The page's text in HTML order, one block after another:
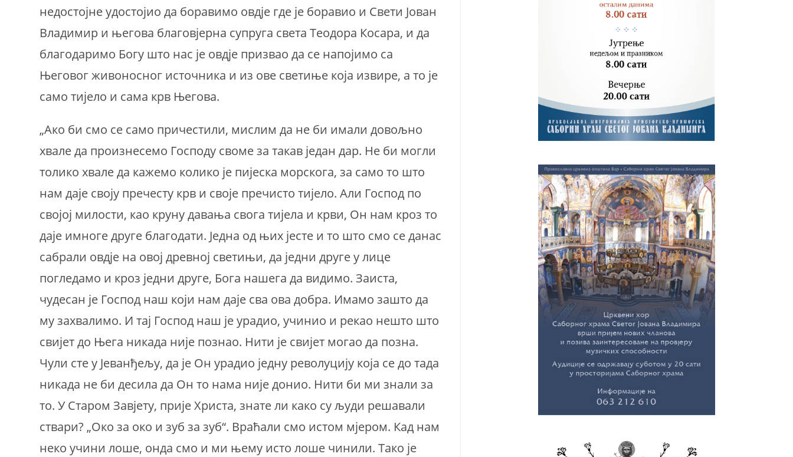
недостојне удостојио да боравимо овдје где је боравио и Свети Јован
Владимир и његова благовјерна супруга света Теодора Косара, и да
благодаримо Богу што нас је овдје призвао да се напојимо са
Његовог живоносног источника и из ове светиње која извире, а то је
само тијело и сама крв Његова.
„Ако би смо се само причестили, мислим да не би имали довољно
хвале да произнесемо Господу своме за такав један дар. Не би могли
толико хвале да кажемо колико је пијеска морскога, за само то што
нам даје своју пречесту крв и своје пречисто тијело. Али Господ по
својој милости, као круну давања свога тијела и крви, Он нам кроз то
даје имноге друге благодати. Једна од њих јесте и то што смо се данас
сабрали овдје на овој древној светињи, да једни друге у лице
погледамо и кроз једни друге, Бога нашега да видимо. Заиста,
чудесан је Господ наш који нам даје сва ова добра. Имамо зашто да
му захвалимо. И тај Господ наш је урадио, учинио и рекао нешто што
свијет до Њега никада није познао. Нити је свијет могао да позна.
Чули сте у Јеванђељу, да је Он урадио једну револуцију која се до тада
никада не би десила да Он то нама није донио. Нити би ми знали за
то. У Старом Завјету, прије Христа, знате ли како су људи решавали
ствари? „Око за око и зуб за зуб“. Враћали смо истом мјером. Кад нам
неко учини лоше, онда смо и ми њему исто лоше чинили. Тако је